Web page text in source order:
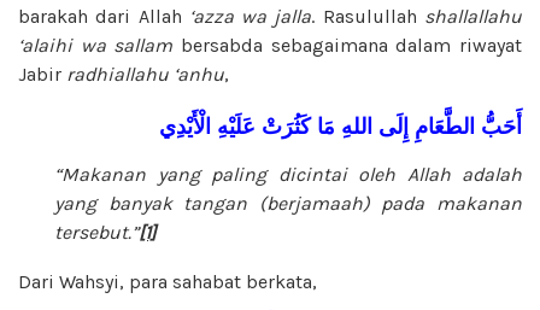
barakah dari Allah ‘azza wa jalla. Rasulullah shallallahu
‘alaihi wa sallam bersabda sebagaimana dalam riwayat
Jabir radhiallahu ‘anhu,
أَحَبُّ الطَّعَامِ إِلَى اللهِ مَا كَثُرَتْ عَلَيْهِ الْأَيْدِي
“Makanan yang paling dicintai oleh Allah adalah
yang banyak tangan (berjamaah) pada makanan
tersebut.”[1]
Dari Wahsyi, para sahabat berkata,